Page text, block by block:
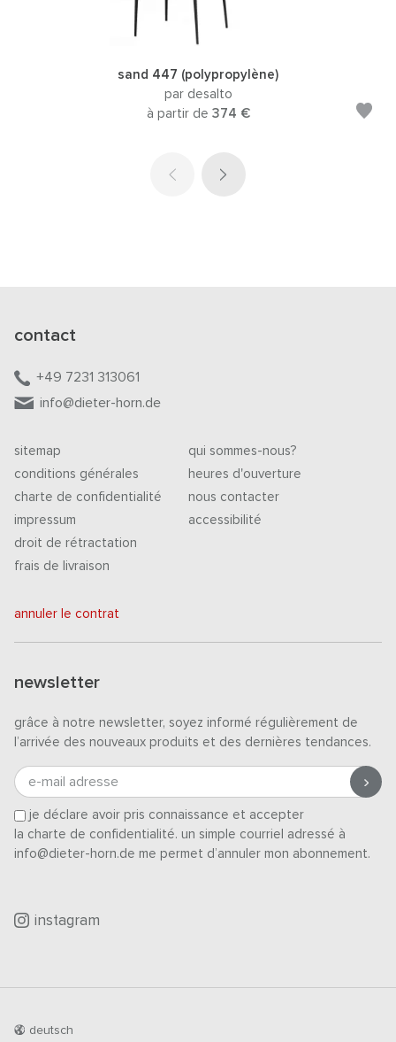
sand 447 (polypropylène)
par desalto
à partir de 374 €
contact
+49 7231 313061
info@dieter-horn.de
sitemap
conditions générales
charte de confidentialité
impressum
droit de rétractation
frais de livraison
qui sommes-nous?
heures d'ouverture
nous contacter
accessibilité
annuler le contrat
newsletter
grâce à notre newsletter, soyez informé régulièrement de
l’arrivée des nouveaux produits et des dernières tendances.
e-mail adresse
je déclare avoir pris connaissance et accepter
la charte de confidentialité. un simple courriel adressé à
info@dieter-horn.de me permet d’annuler mon abonnement.
instagram
deutsch